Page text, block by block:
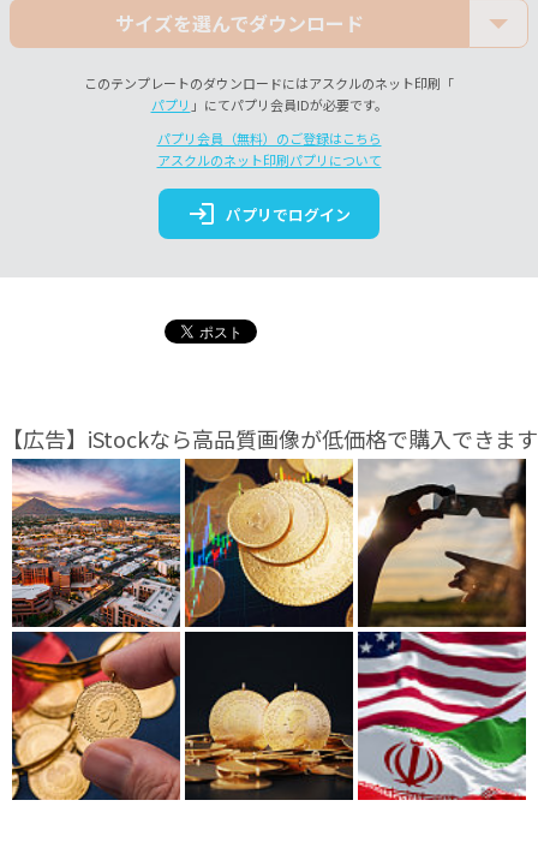
サイズを選んでダウンロード
このテンプレートのダウンロードにはアスクルのネット印刷「
パプリ 」にてパプリ会員IDが必要です。
パプリ会員（無料）のご登録はこちら
アスクルのネット印刷パプリについて
login パプリでログイン
【広告】iStockなら高品質画像が低価格で購入できます